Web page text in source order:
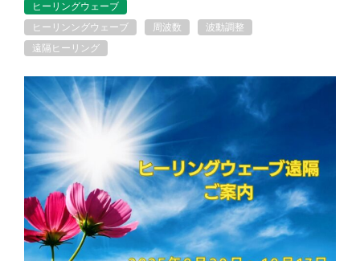
ヒーリングウェーブ
ヒーリンングウェーブ
周波数
波動調整
遠隔ヒーリング